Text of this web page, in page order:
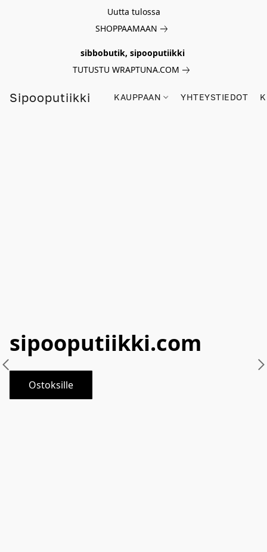
Uutta tulossa
SHOPPAAMAAN
sibbobutik, sipooputiikki
TUTUSTU WRAPTUNA.COM
Sipooputiikki KAUPPAAN YHTEYSTIEDOT
sipooputiikki.com
Ostoksille